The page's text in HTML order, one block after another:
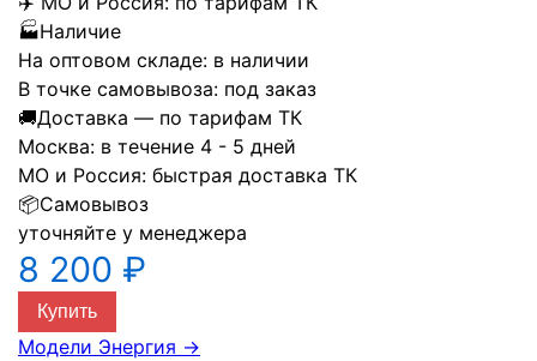
🏭Наличие
На оптовом складе: в наличии
В точке самовывоза: под заказ
🚚Доставка — по тарифам ТК
Москва: в течение 4 - 5 дней
МО и Россия: быстрая доставка ТК
📦Самовывоз
уточняйте у менеджера
8 200 ₽
Купить
Модели Энергия →